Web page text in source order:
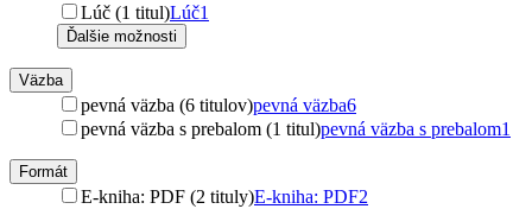
Lúč (1 titul)Lúč1
Ďalšie možnosti
Väzba
pevná väzba (6 titulov)pevná väzba6
pevná väzba s prebalom (1 titul)pevná väzba s prebalom1
Formát
E-kniha: PDF (2 tituly)E-kniha: PDF2